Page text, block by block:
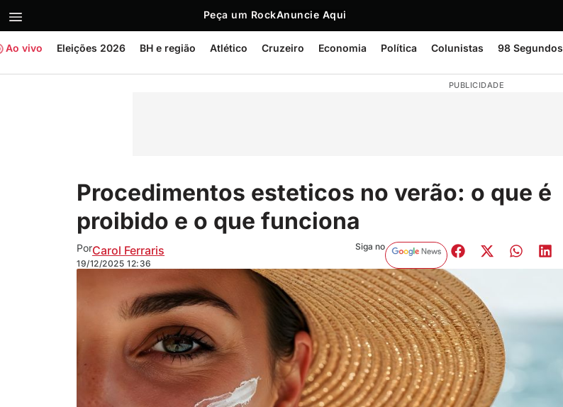
Peça um RockAnuncie Aqui
Ao vivo Eleições 2026 BH e região Atlético Cruzeiro Economia Política Colunistas 98 Segundos
PUBLICIDADE
Procedimentos esteticos no verão: o que é
proibido e o que funciona
PorCarol Ferraris
19/12/2025 12:36
Siga no